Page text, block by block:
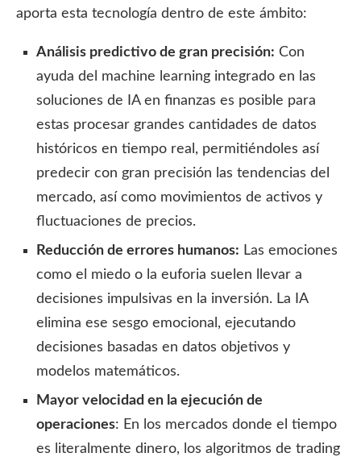
aporta esta tecnología dentro de este ámbito:
Análisis predictivo de gran precisión: Con
ayuda del machine learning integrado en las
soluciones de IA en finanzas es posible para
estas procesar grandes cantidades de datos
históricos en tiempo real, permitiéndoles así
predecir con gran precisión las tendencias del
mercado, así como movimientos de activos y
fluctuaciones de precios.
Reducción de errores humanos: Las emociones
como el miedo o la euforia suelen llevar a
decisiones impulsivas en la inversión. La IA
elimina ese sesgo emocional, ejecutando
decisiones basadas en datos objetivos y
modelos matemáticos.
Mayor velocidad en la ejecución de
operaciones: En los mercados donde el tiempo
es literalmente dinero, los algoritmos de trading